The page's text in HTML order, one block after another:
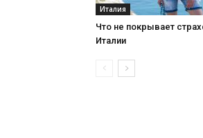
Италия
Что не покрывает
Италии